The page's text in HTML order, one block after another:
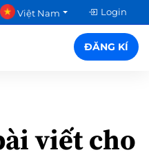
Việt Nam Login
ĐĂNG KÍ
viết cho